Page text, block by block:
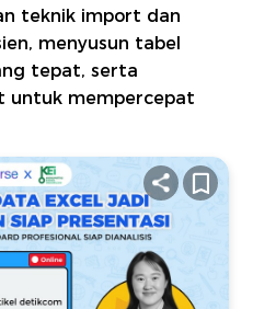
teknik import dan
menyusun tabel
tepat, serta
untuk mempercepat